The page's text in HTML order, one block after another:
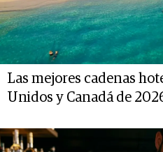
Las mejores cadenas
Unidos y Canadá de